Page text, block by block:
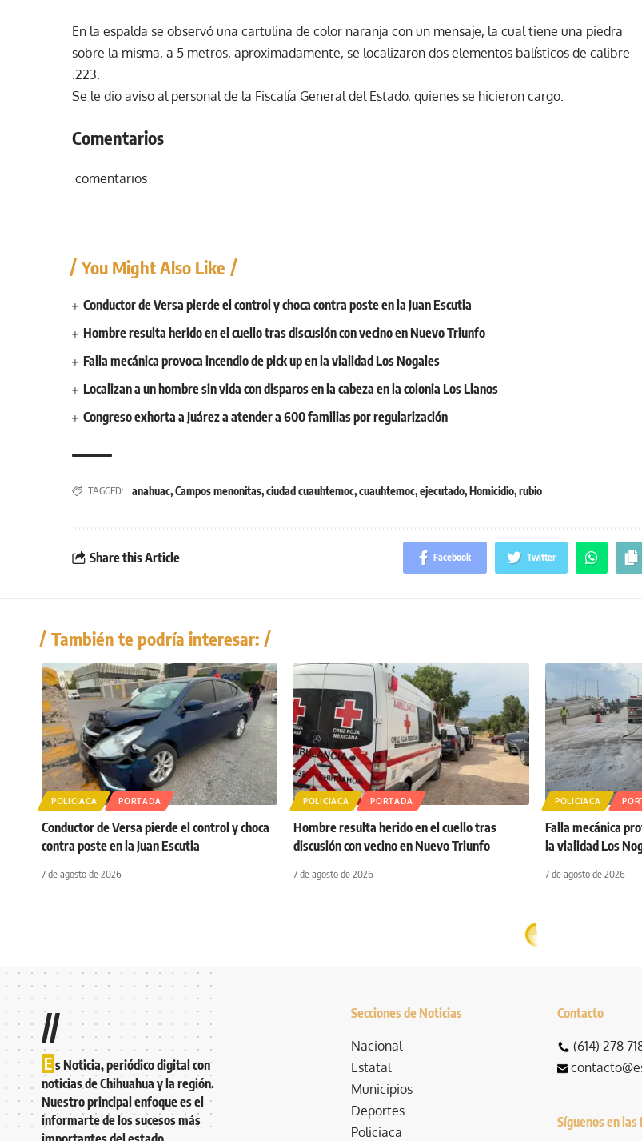
En la espalda se observó una cartulina de color naranja con un mensaje, la cual tiene una piedra
sobre la misma, a 5 metros, aproximadamente, se localizaron dos elementos balísticos de calibre
.223.
Se le dio aviso al personal de la Fiscalía General del Estado, quienes se hicieron cargo.
Comentarios
comentarios
You Might Also Like
Conductor de Versa pierde el control y choca contra poste en la Juan Escutia
Hombre resulta herido en el cuello tras discusión con vecino en Nuevo Triunfo
Falla mecánica provoca incendio de pick up en la vialidad Los Nogales
Localizan a un hombre sin vida con disparos en la cabeza en la colonia Los Llanos
Congreso exhorta a Juárez a atender a 600 familias por regularización
TAGGED: anahuac,Campos menonitas,ciudad cuauhtemoc,cuauhtemoc,ejecutado,Homicidio,rubio
Share this Article Facebook Twitter
También te podría interesar:
POLICIACA PORTADA
Conductor de Versa pierde el control y choca
contra poste en la Juan Escutia
7 de agosto de 2026
POLICIACA PORTADA
Hombre resulta herido en el cuello tras
discusión con vecino en Nuevo Triunfo
7 de agosto de 2026
POLICIACA
Falla mecánica
la vialidad Los
7 de agosto de 2026
//
E s Noticia, periódico digital con
noticias de Chihuahua y la región.
Nuestro principal enfoque es el
informarte de los sucesos más
Secciones de Noticias
Nacional
Estatal
Municipios
Deportes
Policiaca
Contacto
(614) 278
Síguenos en las